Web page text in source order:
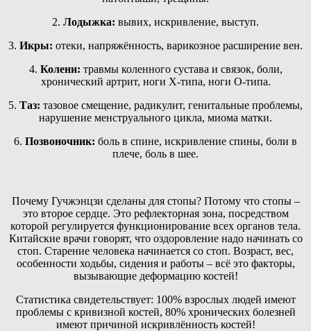
2. Лодыжка: вывих, искривление, выступ.
3. Икры: отеки, напряжённость, варикозное расширение вен.
4. Колени: травмы коленного сустава и связок, боли,
хронический артрит, ноги X-типа, ноги O-типа.
5. Таз: тазовое смещение, радикулит, генитальные проблемы,
нарушение менструального цикла, миома матки.
6. Позвоночник: боль в спине, искривление спины, боли в
плече, боль в шее.
Почему Гучжэнцзи сделаны для стопы? Потому что стопы –
это второе сердце. Это рефлекторная зона, посредством
которой регулируется функционирование всех органов тела.
Китайские врачи говорят, что оздоровление надо начинать со
стоп. Старение человека начинается со стоп. Возраст, вес,
особенности ходьбы, сидения и работы – всё это факторы,
вызывающие деформацию костей!
Статистика свидетельствует: 100% взрослых людей имеют
проблемы с кривизной костей, 80% хронических болезней
имеют причиной искривлённость костей!